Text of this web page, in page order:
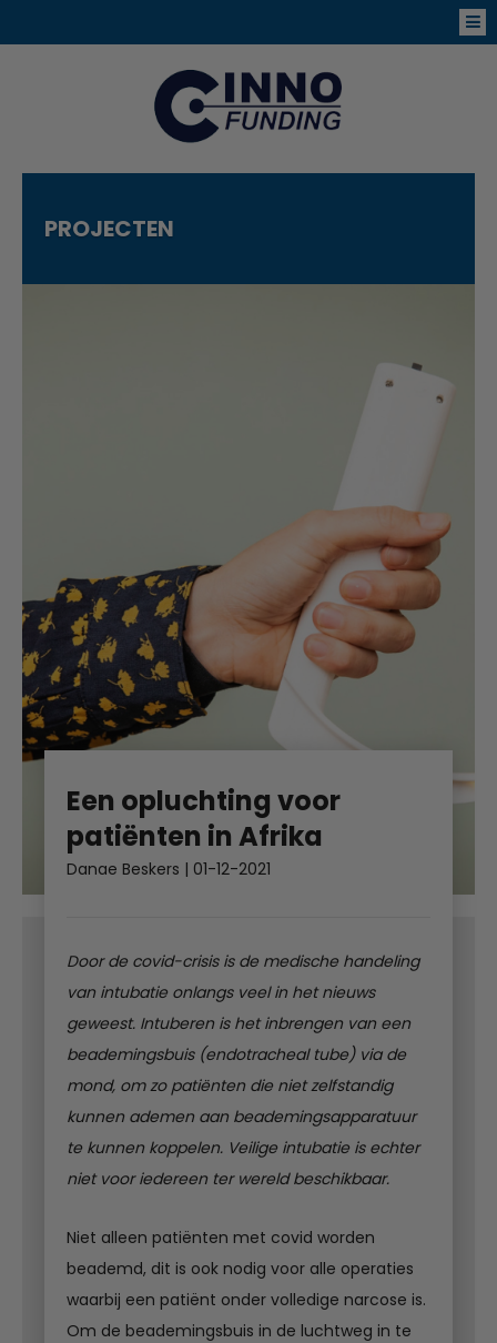
PROJECTEN
Een opluchting voor
patiënten in Afrika
Danae Beskers | 01-12-2021
Door de covid-crisis is de medische handeling
van intubatie onlangs veel in het nieuws
geweest. Intuberen is het inbrengen van een
beademingsbuis (endotracheal tube) via de
mond, om zo patiënten die niet zelfstandig
kunnen ademen aan beademingsapparatuur
te kunnen koppelen. Veilige intubatie is echter
niet voor iedereen ter wereld beschikbaar.
Niet alleen patiënten met covid worden
beademd, dit is ook nodig voor alle operaties
waarbij een patiënt onder volledige narcose is.
Om de beademingsbuis in de luchtweg in te